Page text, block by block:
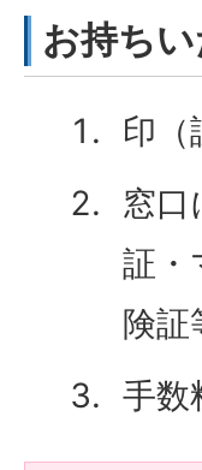
お持ち
印
窓口
証・
険証
手数